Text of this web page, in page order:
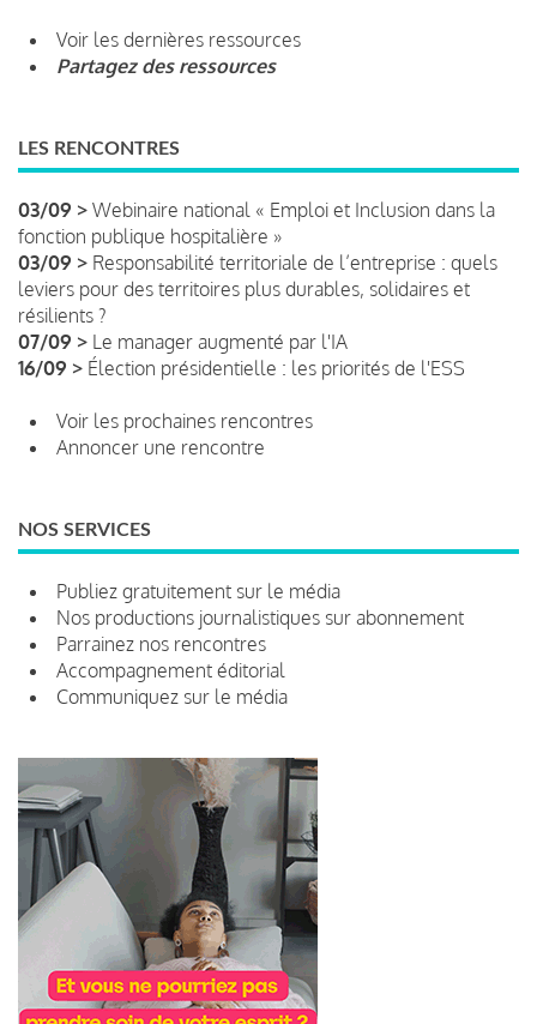
Voir les dernières ressources
Partagez des ressources
LES RENCONTRES
03/09 > Webinaire national « Emploi et Inclusion dans la
fonction publique hospitalière »
03/09 > Responsabilité territoriale de l’entreprise : quels
leviers pour des territoires plus durables, solidaires et
résilients ?
07/09 > Le manager augmenté par l'IA
16/09 > Élection présidentielle : les priorités de l'ESS
Voir les prochaines rencontres
Annoncer une rencontre
NOS SERVICES
Publiez gratuitement sur le média
Nos productions journalistiques sur abonnement
Parrainez nos rencontres
Accompagnement éditorial
Communiquez sur le média